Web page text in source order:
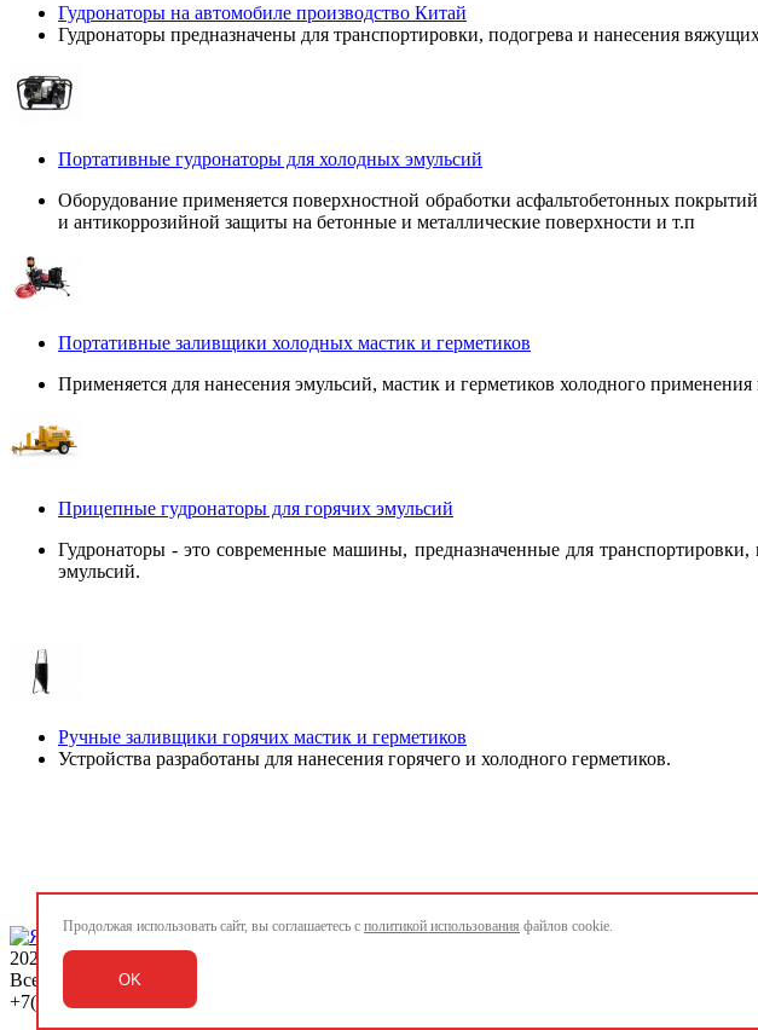
Гудронаторы на автомобиле производство Китай
Гудронаторы предназначены для транспортировки, подогрева и нанесения
Портативные гудронаторы для холодных эмульсий
Оборудование применяется поверхностной обработки асфальтобетонных
и антикоррозийной защиты на бетонные и металлические поверхности и т.п
Портативные заливщики холодных мастик и герметиков
Применяется для нанесения эмульсий, мастик и герметиков холодного
Прицепные гудронаторы для горячих эмульсий
Гудронаторы - это современные машины, предназначенные для
эмульсий.
Ручные заливщики горячих мастик и герметиков
Устройства разработаны для нанесения горячего и холодного герметиков.
2026 © www.rigway.ru
Все права защищены
+7(495) 979-77-00 / +7(812) 989-88-00
Продолжая использовать сайт, вы соглашаетесь с политикой использования файлов cookie.
OK